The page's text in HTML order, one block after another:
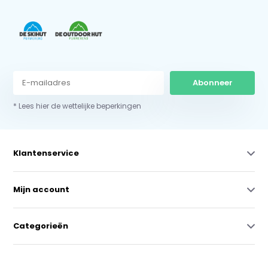
Abonneer
* Lees hier de wettelijke beperkingen
Klantenservice
Mijn account
Categorieën